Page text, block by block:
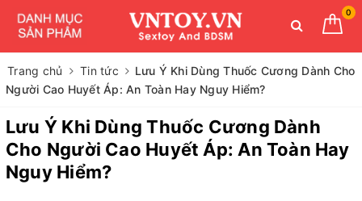
0
Trang chủ Tin tức
Lưu Ý Khi Dùng Thuốc Cương Dành Cho
Người Cao Huyết Áp: An Toàn Hay Nguy Hiểm?
Lưu Ý Khi Dùng Thuốc Cương Dành
Cho Người Cao Huyết Áp: An Toàn Hay
Nguy Hiểm?